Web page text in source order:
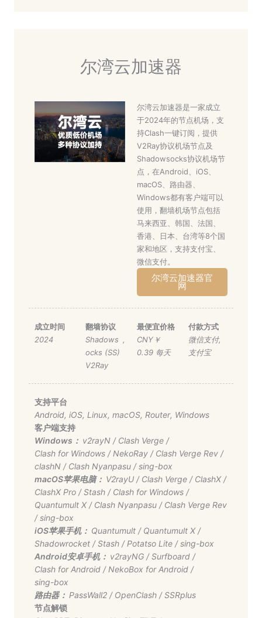
尔湾云加速器
尔湾云加速器是一家成立
于2024年的节点机场，支
持Clash一键订阅，提供
V2Ray协议机场节点及
Shadowsocks协议机场节
点，在Android、iOS、
macOS、路由器、
Windows都有客户端可以
使用，翻墙机场节点包括
马来西亚、韩国、法国、
香港、日本、台湾等8个国
家和地区，支持支付宝、
微信支付。
尔湾云加速器官
网
成立时间
2024
翻墙协议
Shadows
ocks (SS)
,
V2Ray
最便宜价格
CNY￥
0.39 每天
付款方式
微信支付,
支付宝
支持平台
Android, iOS, Linux, macOS, Router, Windows
客户端支持
Windows： v2rayN/ Clash Verge/
Clash for Windows/ NekoRay/ Clash Verge Rev/
clashN/ Clash Nyanpasu/sing-box
macOS苹果电脑： V2rayU/ Clash Verge/ ClashX/
ClashX Pro/Stash/ Clash for Windows/
Quantumult X/ Clash Nyanpasu/ Clash Verge Rev
/sing-box
iOS苹果手机： Quantumult/ Quantumult X/
Shadowrocket/Stash/ Potatso Lite/sing-box
Android安卓手机： v2rayNG/Surfboard/
Clash for Android/ NekoBox for Android/
sing-box
路由器： PassWall2/ OpenClash/SSRplus
节点解锁